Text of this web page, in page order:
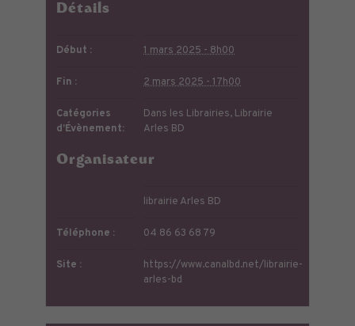
Détails
Début : 1 mars 2025 - 8h00
Fin : 2 mars 2025 - 17h00
Catégories
d’Évènement:
Dans les Librairies, Librairie
Arles BD
Organisateur
librairie Arles BD
Téléphone : 04 86 63 68 79
Site :
https://www.canalbd.net/librairie-
arles-bd